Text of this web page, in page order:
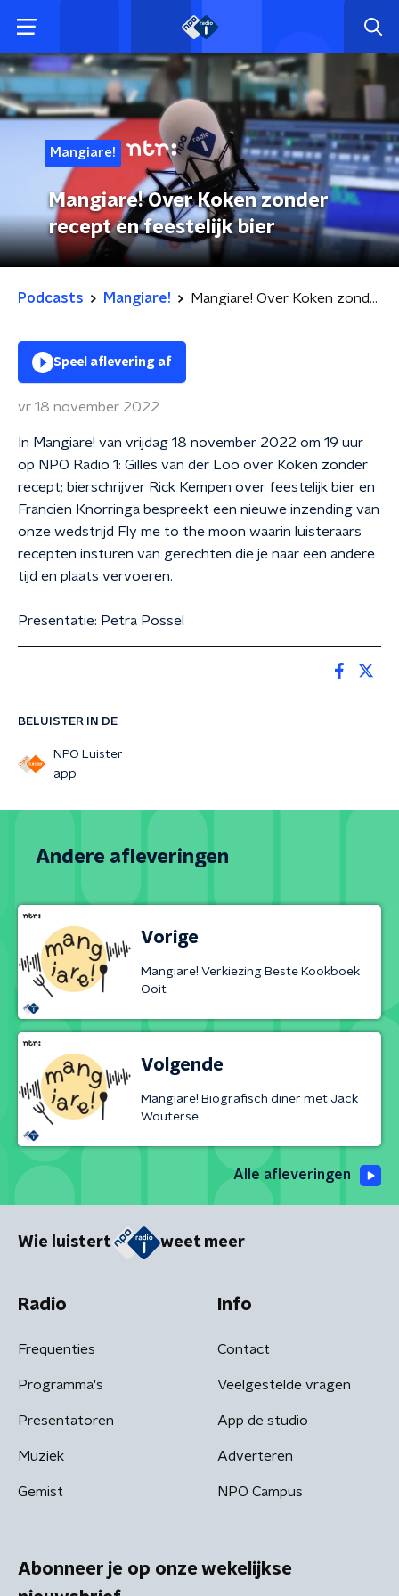
Mangiare!
Mangiare! Over Koken zonder
recept en feestelijk bier
Podcasts Mangiare! Mangiare! Over Koken zonder recept en feestelijk bier
BELUISTER IN DE
NPO Luister
app
Speel aflevering af
vr 18 november 2022
In Mangiare! van vrijdag 18 november 2022 om 19 uur
op NPO Radio 1: Gilles van der Loo over Koken zonder
recept; bierschrijver Rick Kempen over feestelijk bier en
Francien Knorringa bespreekt een nieuwe inzending van
onze wedstrijd Fly me to the moon waarin luisteraars
recepten insturen van gerechten die je naar een andere
tijd en plaats vervoeren.
Presentatie: Petra Possel
Andere afleveringen
Vorige
Mangiare! Verkiezing Beste Kookboek
Ooit
Volgende
Mangiare! Biografisch diner met Jack
Wouterse
Alle afleveringen
Wie luistert weet meer
Radio
Frequenties
Programma's
Presentatoren
Muziek
Gemist
Info
Contact
Veelgestelde vragen
App de studio
Adverteren
NPO Campus
Abonneer je op onze wekelijkse